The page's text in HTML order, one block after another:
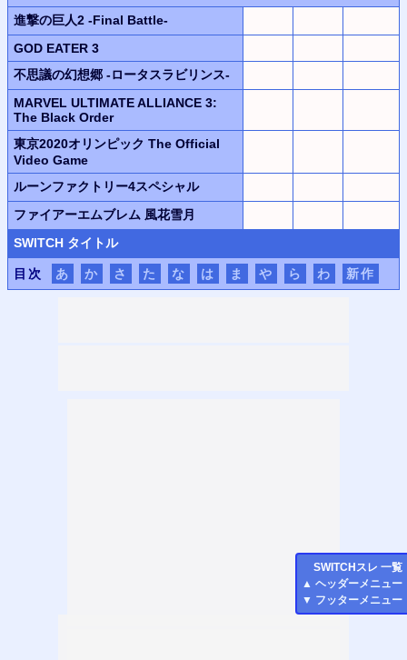
SWITCH スレ 一覧
▲ ヘッダーメニュー
▼ フッターメニュー
進撃の巨人2 -Final Battle-
GOD EATER 3
不思議の幻想郷 -ロータスラビリンス-
MARVEL ULTIMATE ALLIANCE 3:
The Black Order
東京2020オリンピック The Official
Video Game
ルーンファクトリー4スペシャル
ファイアーエムブレム 風花雪月
SWITCH タイトル
目次 あ か さ た な は ま や ら わ 新作